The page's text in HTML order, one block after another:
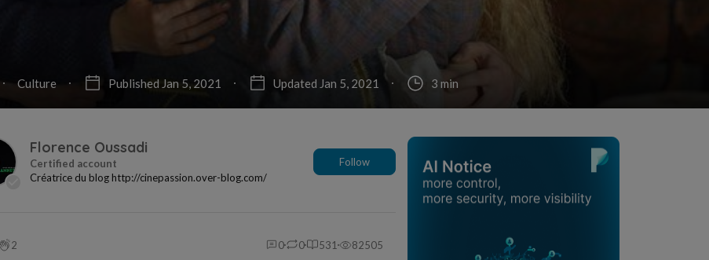
Culture Published Jan 5, 2021 Updated Jan 5, 2021 3 min
Florence Oussadi
Créatrice du blog http://cinepassion.over-blog.com/
Follow
2 0 0 531 82505